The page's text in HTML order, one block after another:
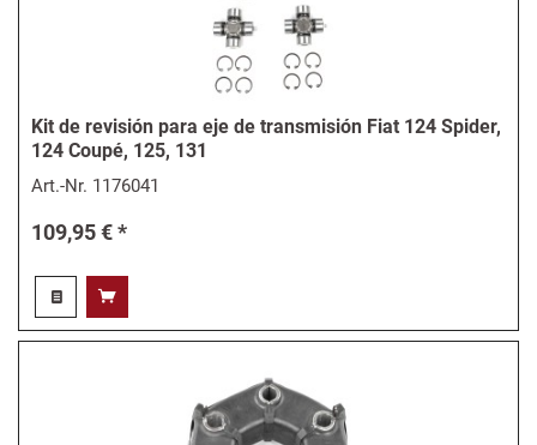
Kit de revisión para eje de transmisión Fiat 124 Spider,
124 Coupé, 125, 131
Art.-Nr. 1176041
109,95 € *